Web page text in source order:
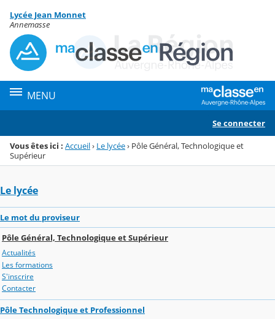
Menu de la rubrique
Contenu
Lycée Jean Monnet
Annemasse
MENU
Se connecter
Vous êtes ici : Accueil› Le lycée› Pôle Général, Technologique et
Supérieur
Le lycée
Le mot du proviseur
Pôle Général, Technologique et Supérieur
Actualités
Les formations
S'inscrire
Contacter
Pôle Technologique et Professionnel